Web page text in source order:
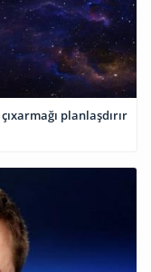
planlaşdırır